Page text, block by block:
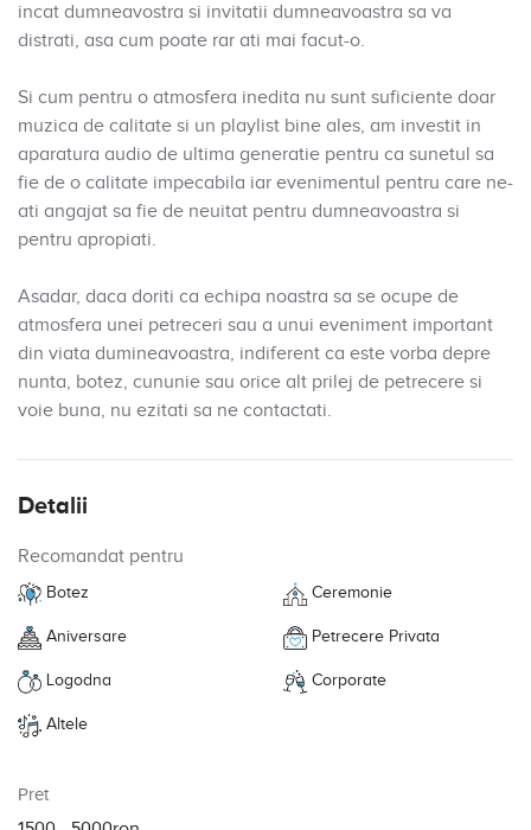
incat dumneavostra si invitatii dumneavoastra sa va
distrati, asa cum poate rar ati mai facut-o.
Si cum pentru o atmosfera inedita nu sunt suficiente doar
muzica de calitate si un playlist bine ales, am investit in
aparatura audio de ultima generatie pentru ca sunetul sa
fie de o calitate impecabila iar evenimentul pentru care ne-
ati angajat sa fie de neuitat pentru dumneavoastra si
pentru apropiati.
Asadar, daca doriti ca echipa noastra sa se ocupe de
atmosfera unei petreceri sau a unui eveniment important
din viata dumineavoastra, indiferent ca este vorba depre
nunta, botez, cununie sau orice alt prilej de petrecere si
voie buna, nu ezitati sa ne contactati.
Detalii
Recomandat pentru
Botez Ceremonie
Aniversare Petrecere Privata
Logodna Corporate
Altele
Pret